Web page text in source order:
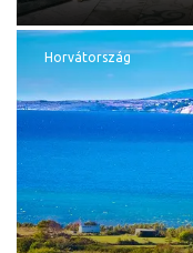
Horvátország